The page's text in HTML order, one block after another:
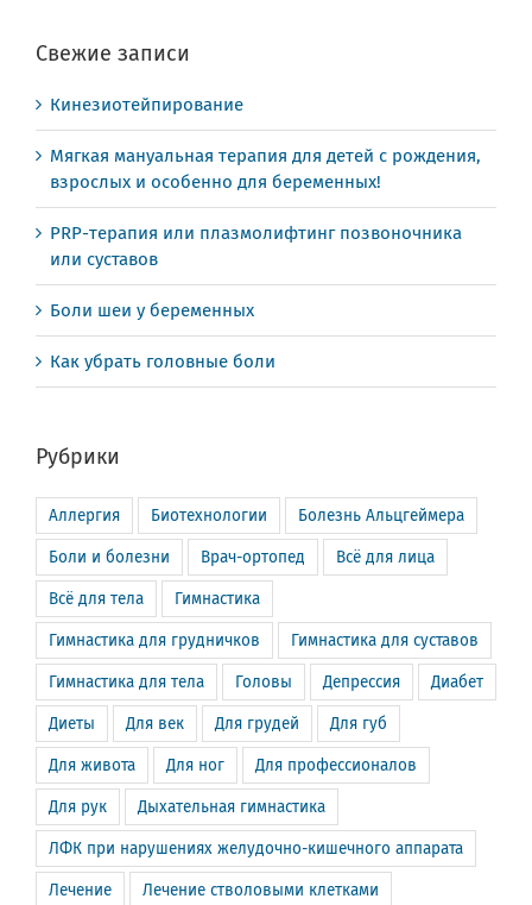
Свежие записи
Кинезиотейпирование
Мягкая мануальная терапия для детей с рождения,
взрослых и особенно для беременных!
PRP-терапия или плазмолифтинг позвоночника
или суставов
Боли шеи у беременных
Как убрать головные боли
Рубрики
Аллергия Биотехнологии Болезнь Альцгеймера
Боли и болезни Врач-ортопед Всё для лица
Всё для тела Гимнастика
Гимнастика для грудничков Гимнастика для суставов
Гимнастика для тела Головы Депрессия Диабет
Диеты Для век Для грудей Для губ
Для живота Для ног Для профессионалов
Для рук Дыхательная гимнастика
ЛФК при нарушениях желудочно-кишечного аппарата
Лечение Лечение стволовыми клетками